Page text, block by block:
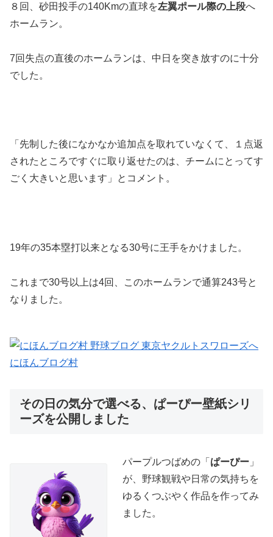
８回、砂田投手の140Kmの直球を左翼ポール際の上段へ
ホームラン。
7回失点の直後のホームランは、中日を突き放すのに十分
でした。
「先制した後になかなか追加点を取れていなくて、１点返
されたところですぐに取り返せたのは、チームにとってす
ごく大きいと思います」とコメント。
19年の35本塁打以来となる30号に王手をかけました。
これまで30号以上は4回、このホームランで通算243号と
なりました。
にほんブログ村
その日の気分で選べる、ぱーぴー壁紙シリ
ーズを公開しました
パープルつばめの「 ぱーぴー 」
が、野球観戦や日常の気持ちを
ゆるくつぶやく作品を作ってみ
ました。